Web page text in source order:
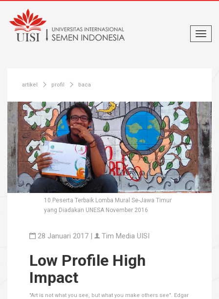
artikel profil baca
10 Peserta Terbaik Lomba Mural Se-Jawa Timur
yang Diadakan UNESA November 2016
28 Januari 2017 | Tim Media UISI
Low Profile High
Impact
"Art is not what you see, but what you make others see". Edgar